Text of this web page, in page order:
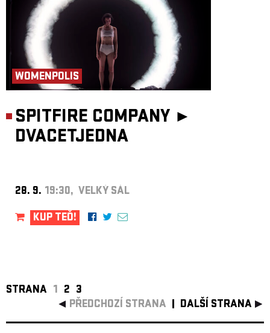
WOMENPOLIS
SPITFIRE COMPANY ►
DVACETJEDNA
28. 9. 19:30, VELKÝ SÁL
KUP TEĎ!
STRANA 1 2 3
PŘEDCHOZÍ STRANA
DALŠÍ STRANA